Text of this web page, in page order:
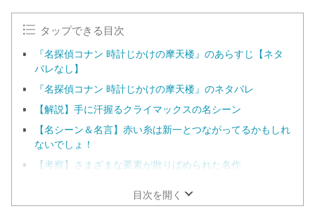
タップできる目次
『名探偵コナン 時計じかけの摩天楼』のあらすじ【ネタ
バレなし】
『名探偵コナン 時計じかけの摩天楼』のネタバレ
【解説】手に汗握るクライマックスの名シーン
【名シーン＆名言】赤い糸は新一とつながってるかもしれ
ないでしょ！
【考察】さまざまな要素が散りばめられた名作
目次を開く